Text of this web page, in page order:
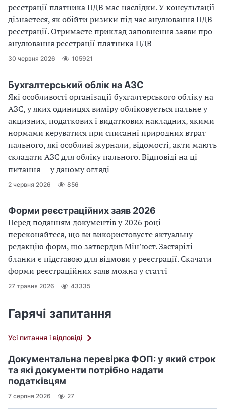
реєстрації платника ПДВ має наслідки. У консультації
дізнаєтеся, як обійти ризики під час анулювання ПДВ-
реєстрації. Отримаєте приклад заповнення заяви про
анулювання реєстрації платника ПДВ
30 червня 2026 105921
Бухгалтерський облік на АЗС
Які особливості організації бухгалтерського обліку на
АЗС, у яких одиницях виміру обліковується пальне у
акцизних, податкових і видаткових накладних, якими
нормами керуватися при списанні природних втрат
пального, які особливі журнали, відомості, акти мають
складати АЗС для обліку пального. Відповіді на ці
питання — у даному огляді
2 червня 2026 856
Форми реєстраційних заяв 2026
Перед поданням документів у 2026 році
переконайтеся, що ви використовуєте актуальну
редакцію форм, що затвердив Мін’юст. Застарілі
бланки є підставою для відмови у реєстрації. Скачати
форми реєстраційних заяв можна у статті
27 травня 2026 43335
Гарячі запитання
Усі питання і відповіді
Документальна перевірка ФОП: у який строк
та які документи потрібно надати
податківцям
7 серпня 2026 27